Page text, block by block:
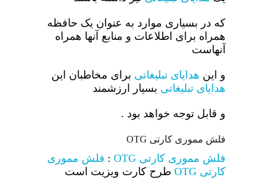
که در بسیاری موارد به عنوان یک حافظه
همراه برای اطلاعات و منابع آنها همراه
آنهاست
و این هدایای تبلیغاتی برای مخاطبان این
هدایای تبلیغاتی بسیار ارزشمند
و قابل توجه خواهد بود .
فلش مموری کارتی OTG
فلش مموری کارتی OTG : فلش مموری
کارتی OTG
طرح کارت ویزیت است